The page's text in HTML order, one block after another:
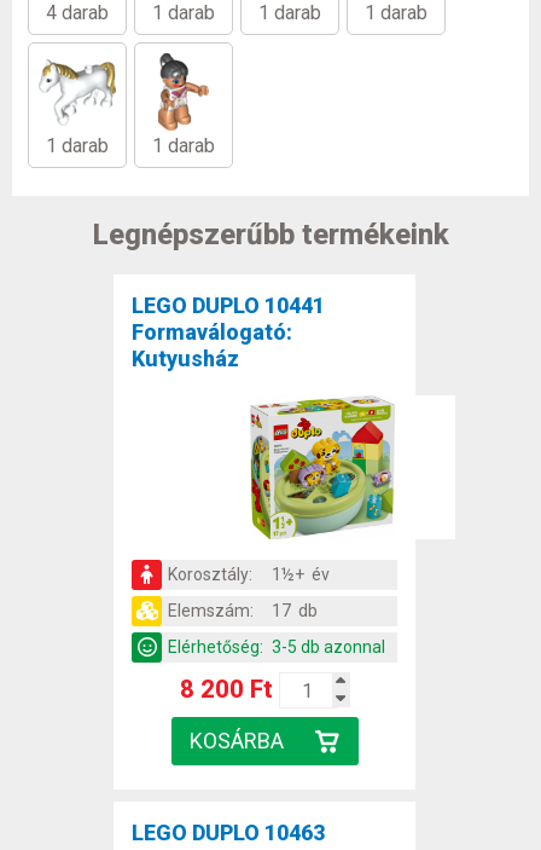
4 darab 1 darab 1 darab 1 darab
1 darab 1 darab
Legnépszerűbb termékeink
LEGO DUPLO 10441
Formaválogató:
Kutyusház
Korosztály:
1½+ év
Elemszám:
17 db
Elérhetőség: 3-5 db azonnal
8 200 Ft
LEGO DUPLO 10463